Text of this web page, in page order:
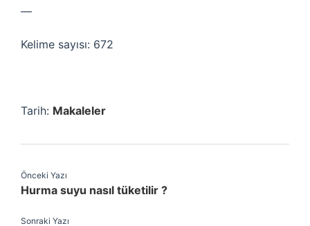
—
Kelime sayısı: 672
Tarih: Makaleler
Önceki Yazı
Hurma suyu nasıl tüketilir ?
Sonraki Yazı